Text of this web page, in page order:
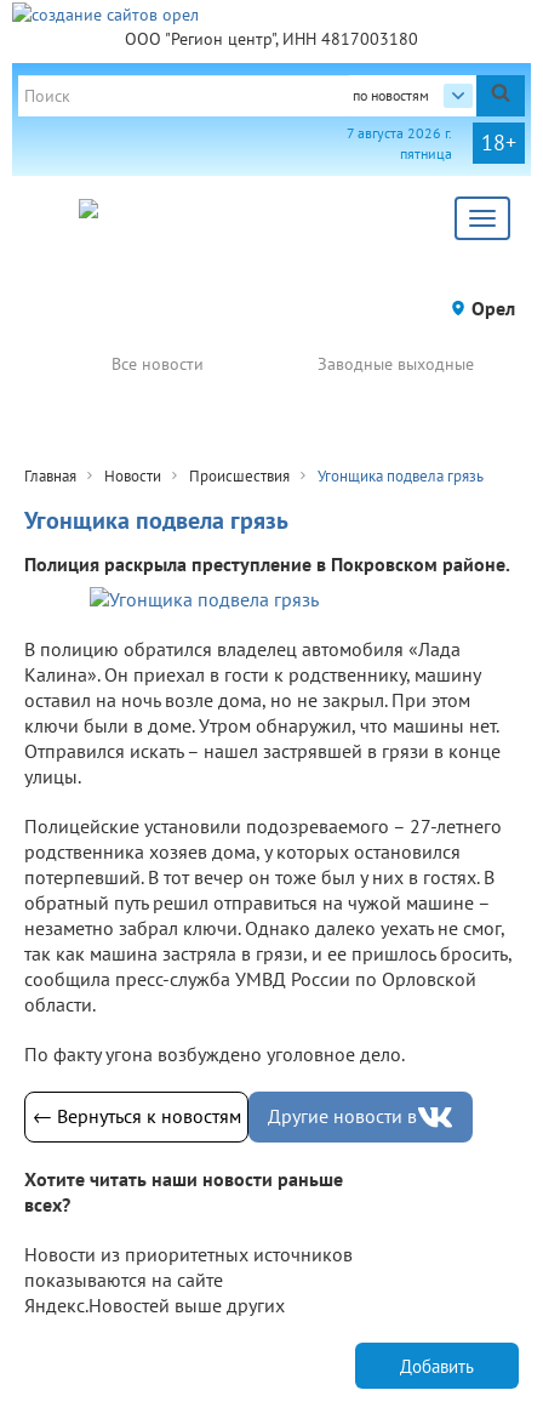
ООО "Регион центр", ИНН 4817003180
по новостям
18+
7 августа 2026 г.
пятница
Toggle
Орел
Все новости Заводные выходные
Главная Новости Происшествия Угонщика подвела грязь
Угонщика подвела грязь
Полиция раскрыла преступление в Покровском районе.
В полицию обратился владелец автомобиля «Лада
Калина». Он приехал в гости к родственнику, машину
оставил на ночь возле дома, но не закрыл. При этом
ключи были в доме. Утром обнаружил, что машины нет.
Отправился искать – нашел застрявшей в грязи в конце
улицы.
Полицейские установили подозреваемого – 27-летнего
родственника хозяев дома, у которых остановился
потерпевший. В тот вечер он тоже был у них в гостях. В
обратный путь решил отправиться на чужой машине –
незаметно забрал ключи. Однако далеко уехать не смог,
так как машина застряла в грязи, и ее пришлось бросить,
сообщила пресс-служба УМВД России по Орловской
области.
По факту угона возбуждено уголовное дело.
← Вернуться к новостям Другие новости в
Хотите читать наши новости раньше
всех?
Новости из приоритетных источников
показываются на сайте
Яндекс.Новостей выше других
Добавить